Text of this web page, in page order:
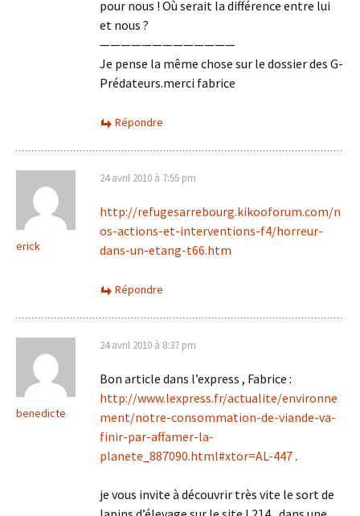
pour nous ! Où serait la différence entre lui
et nous ?
—————————————
Je pense la même chose sur le dossier des G-
Prédateurs.merci fabrice
Répondre
erick
24 avril 2010 à 7:55 pm
http://refugesarrebourg.kikooforum.com/n
os-actions-et-interventions-f4/horreur-
dans-un-etang-t66.htm
Répondre
benedicte
24 avril 2010 à 8:37 pm
Bon article dans l’express , Fabrice :
http://www.lexpress.fr/actualite/environne
ment/notre-consommation-de-viande-va-
finir-par-affamer-la-
planete_887090.html#xtor=AL-447.
je vous invite à découvrir très vite le sort de